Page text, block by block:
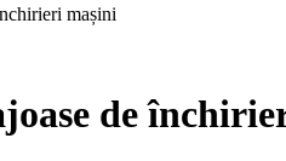
mașini
de